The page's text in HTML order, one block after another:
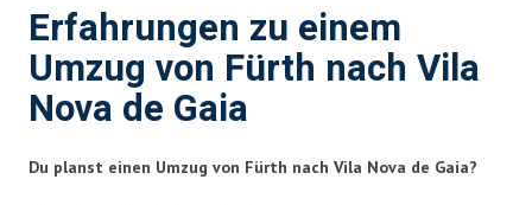
Erfahrungen zu einem
Umzug von Fürth nach Vila
Nova de Gaia
Du planst einen Umzug von Fürth nach Vila Nova de Gaia?